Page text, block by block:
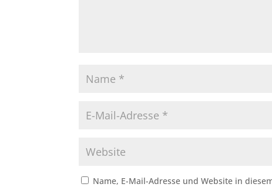
Name, E-Mail-Adresse und Website in